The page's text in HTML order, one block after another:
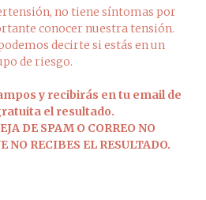
no tiene síntomas por
conocer nuestra tensión.
decirte si estás en un
de riesgo.
y recibirás en tu email de
el resultado.
DE SPAM O CORREO NO
NO RECIBES EL RESULTADO.